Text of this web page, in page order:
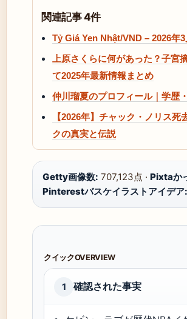
関連記事 4件
Tỷ Giá Yen Nhật/VND – 2026年
上原さくらに何があった？子
て2025年最新情報まとめ
仲川瑠夏のプロフィール｜学歴
【2026年】チャック・ノリス
クの真実と伝説
Getty画像数: 707,123点 · Pixtaか
Pinterestバスケイラストアイデア:
クイックOVERVIEW
1 確認された事実